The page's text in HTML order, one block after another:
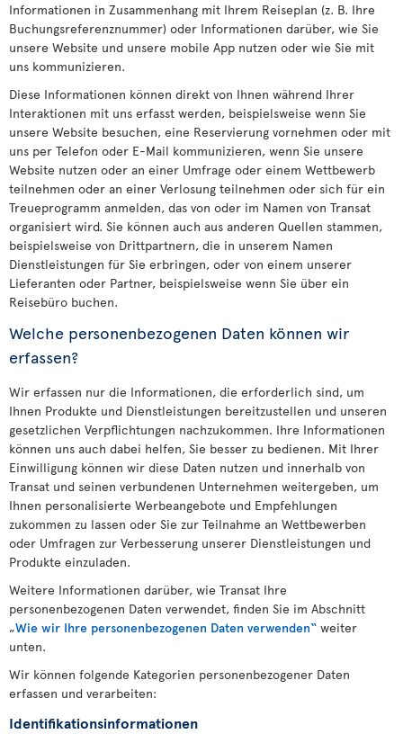
Informationen in Zusammenhang mit Ihrem Reiseplan (z. B. Ihre
Buchungsreferenznummer) oder Informationen darüber, wie Sie
unsere Website und unsere mobile App nutzen oder wie Sie mit
uns kommunizieren.
Diese Informationen können direkt von Ihnen während Ihrer
Interaktionen mit uns erfasst werden, beispielsweise wenn Sie
unsere Website besuchen, eine Reservierung vornehmen oder mit
uns per Telefon oder E-Mail kommunizieren, wenn Sie unsere
Website nutzen oder an einer Umfrage oder einem Wettbewerb
teilnehmen oder an einer Verlosung teilnehmen oder sich für ein
Treueprogramm anmelden, das von oder im Namen von Transat
organisiert wird. Sie können auch aus anderen Quellen stammen,
beispielsweise von Drittpartnern, die in unserem Namen
Dienstleistungen für Sie erbringen, oder von einem unserer
Lieferanten oder Partner, beispielsweise wenn Sie über ein
Reisebüro buchen.
Welche personenbezogenen Daten können wir
erfassen?
Wir erfassen nur die Informationen, die erforderlich sind, um
Ihnen Produkte und Dienstleistungen bereitzustellen und unseren
gesetzlichen Verpflichtungen nachzukommen. Ihre Informationen
können uns auch dabei helfen, Sie besser zu bedienen. Mit Ihrer
Einwilligung können wir diese Daten nutzen und innerhalb von
Transat und seinen verbundenen Unternehmen weitergeben, um
Ihnen personalisierte Werbeangebote und Empfehlungen
zukommen zu lassen oder Sie zur Teilnahme an Wettbewerben
oder Umfragen zur Verbesserung unserer Dienstleistungen und
Produkte einzuladen.
Weitere Informationen darüber, wie Transat Ihre
personenbezogenen Daten verwendet, finden Sie im Abschnitt
„Wie wir Ihre personenbezogenen Daten verwenden“ weiter
unten.
Wir können folgende Kategorien personenbezogener Daten
erfassen und verarbeiten:
Identifikationsinformationen